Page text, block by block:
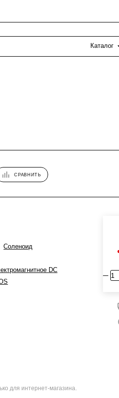
Каталог
СРАВНИТЬ
Соленоид
DC
для интернет-магазина.